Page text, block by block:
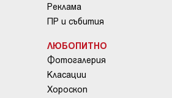
Реклама
ПР и събития
ЛЮБОПИТНО
Фотогалерия
Класации
Хороскоп